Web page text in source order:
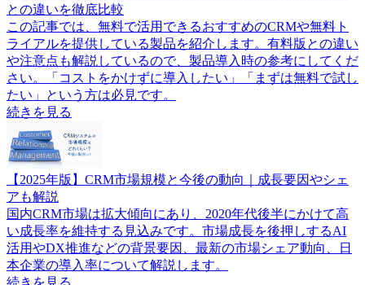
との違いを徹底比較
この記事では、無料で活用できるおすすめのCRMや無料ト
ライアルを提供している製品を紹介します。有料版との違い
や注意点も解説しているので、製品導入時の参考にしてくだ
さい。「コストをかけずに導入したい」「まずは無料で試し
たい」という方は必見です。
続きを見る
【2025年版】CRM市場規模と今後の動向｜成長要因やシェ
アも解説
国内CRM市場は拡大傾向にあり、2020年代後半にかけて高
い成長率を維持する見込みです。市場成長を後押しするAI
活用やDX推進などの背景要因、最新の市場シェア動向、日
本企業の導入率について解説します。
続きを見る